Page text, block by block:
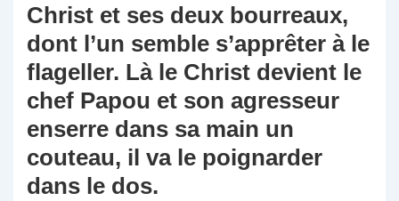
Christ et ses deux bourreaux,
dont l’un semble s’apprêter à le
flageller. Là le Christ devient le
chef Papou et son agresseur
enserre dans sa main un
couteau, il va le poignarder
dans le dos.